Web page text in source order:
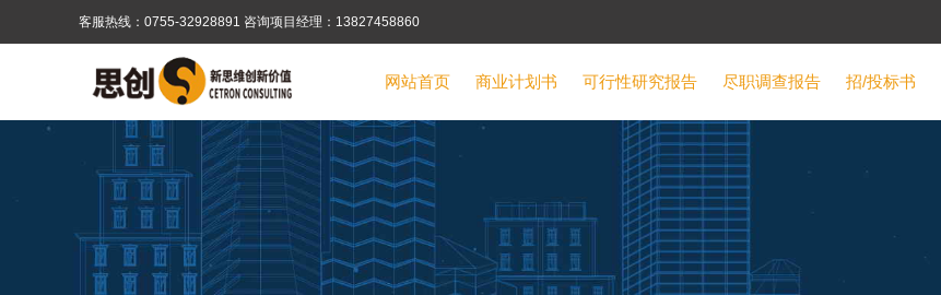
客服热线：0755-32928891 咨询项目经理：13827458860
网站首页 商业计划书 可行性研究报告
可行性研究报告
项目建议书
尽职调查报告 招/投标书